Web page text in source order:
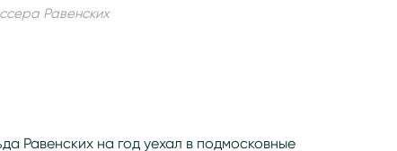
Равенских
Равенских на год уехал в подмосковные